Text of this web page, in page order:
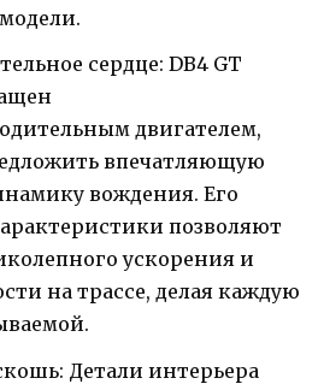
сердце: DB4 GT
двигателем,
впечатляющую
вождения. Его
позволяют
ускорения и
на трассе, делая каждую
Детали интерьера